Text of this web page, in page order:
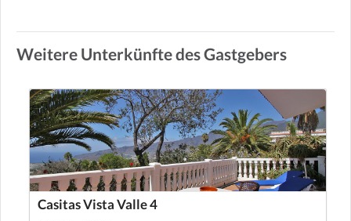
Weitere Unterkünfte des Gastgebers
Casitas Vista Valle 4